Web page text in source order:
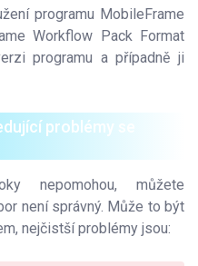
programu MobileFrame
Workflow Pack Format
programu a případně ji
problémy se
nepomohou, můžete
není správný. Může to být
nejčistší problémy jsou: